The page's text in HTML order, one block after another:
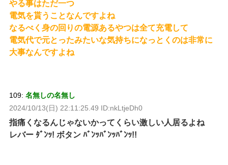
やる事はただ一つ
電気を貰うことなんですよね
なるべく身の回りの電源あるやつは全て充電して
電気代で元とったみたいな気持ちになっとくのは非常に
大事なんですよね
109: 名無しの名無し
2024/10/13(日) 22:11:25.49 ID:nkLtjeDh0
指痛くなるんじゃないかってくらい激しい人居るよね
レバー ﾀﾞﾝｯ! ボタン ﾊﾞﾝｯﾊﾞﾝｯﾊﾞﾝｯ!!